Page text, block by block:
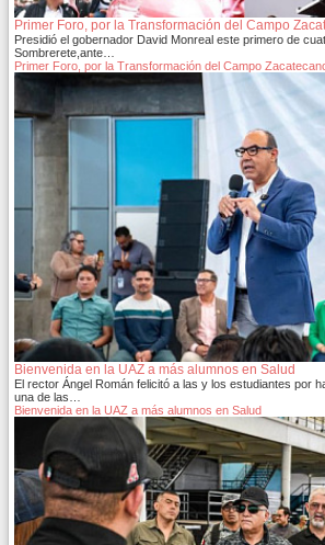
Primer Foro, por la Transformación del Campo
Presidió el gobernador David Monreal este primero de
Sombrerete,ante…
Primer Foro, por la Transformación del Campo
Bienvenida en la UAZ a más alumnos en Salud
El rector Ángel Román felicitó a las y los estudiantes por
una de las…
Bienvenida en la UAZ a más alumnos en Salud